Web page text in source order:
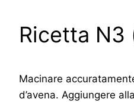
Ricetta N3
Macinare
d’avena. Aggiungere